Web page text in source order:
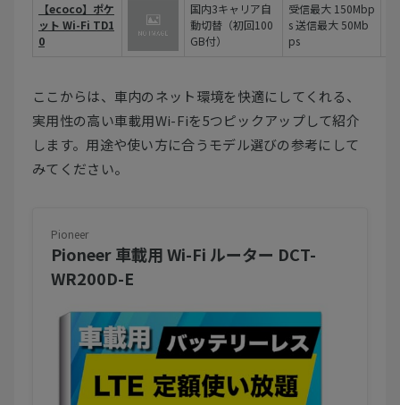
【ecoco】ポケ
ット Wi-Fi TD1
0
国内3キャリア自
動切替（初回100
GB付）
受信最大 150Mbp
s 送信最大 50Mb
ps
ここからは、車内のネット環境を快適にしてくれる、
実用性の高い車載用Wi-Fiを5つピックアップして紹介
します。用途や使い方に合うモデル選びの参考にして
みてください。
Pioneer
Pioneer 車載用 Wi-Fi ルーター DCT-
WR200D-E